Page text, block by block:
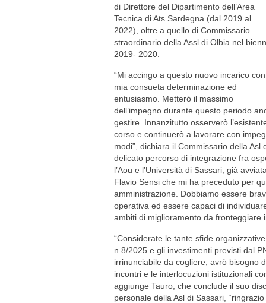
di Direttore del Dipartimento dell’Area
Tecnica di Ats Sardegna (dal 2019 al
2022), oltre a quello di Commissario
straordinario della Assl di Olbia nel
2019- 2020.
“Mi accingo a questo nuovo incarico
mia consueta determinazione ed
entusiasmo. Metterò il massimo
dell’impegno durante questo periodo
gestire. Innanzitutto osserverò
corso e continuerò a lavorare con
modi”, dichiara il Commissario della
delicato percorso di integrazione fra
l’Aou e l’Università di Sassari, già
Flavio Sensi che mi ha preceduto per
amministrazione. Dobbiamo essere
operativa ed essere capaci di
ambiti di miglioramento da fronteggiare
“Considerate le tante sfide
n.8/2025 e gli investimenti previsti dal
irrinunciabile da cogliere, avrò bisogno
incontri e le interlocuzioni istituzionali
aggiunge Tauro, che conclude il suo
personale della Asl di Sassari,